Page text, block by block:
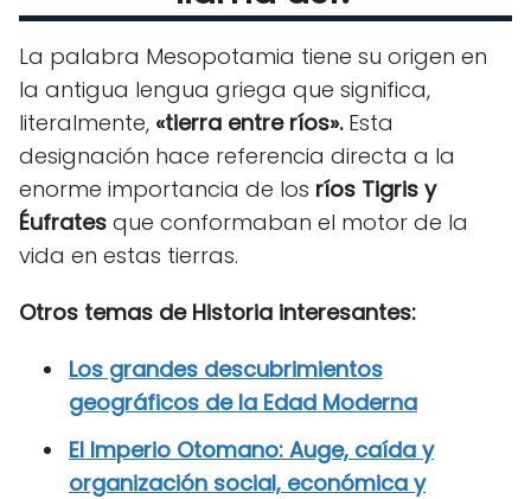
La palabra Mesopotamia tiene su origen en
la antigua lengua griega que significa,
literalmente, «tierra entre ríos».Esta
designación hace referencia directa a la
enorme importancia de los ríos Tigris y
Éufrates que conformaban el motor de la
vida en estas tierras.
Otros temas de Historia interesantes:
Los grandes descubrimientos
geográficos de la Edad Moderna
El Imperio Otomano: Auge, caída y
organización social, económica y